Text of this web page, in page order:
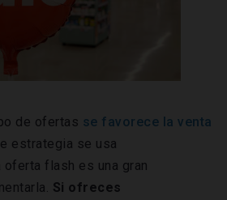
de ofertas se favorece la venta
estrategia se usa
flash es una gran
Si ofreces